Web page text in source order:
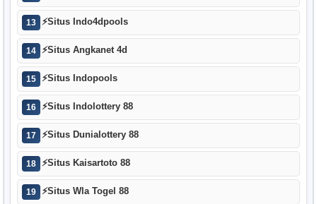
13 ⚡Situs Indo4dpools
14 ⚡Situs Angkanet 4d
15 ⚡Situs Indopools
16 ⚡Situs Indolottery 88
17 ⚡Situs Dunialottery 88
18 ⚡Situs Kaisartoto 88
19 ⚡Situs Wla Togel 88